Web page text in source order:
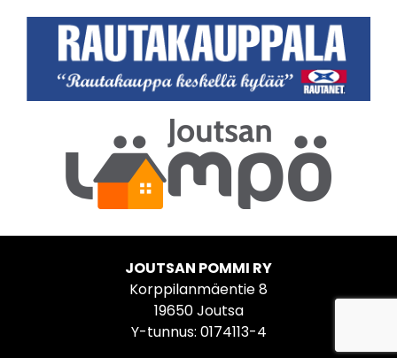
JOUTSAN POMMI RY
Korppilanmäentie 8
19650 Joutsa
Y-tunnus: 0174113-4